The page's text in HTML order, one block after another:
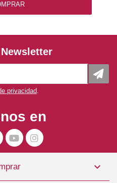
IATA Nº7
privacidad
en
